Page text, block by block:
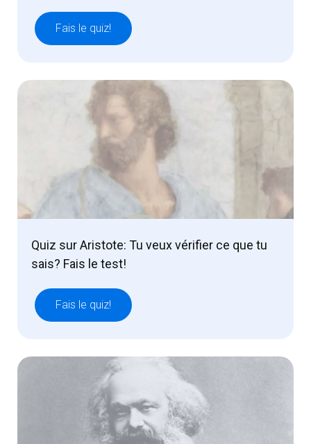
Fais le quiz!
Quiz sur Aristote: Tu veux vérifier ce que tu
sais? Fais le test!
Fais le quiz!